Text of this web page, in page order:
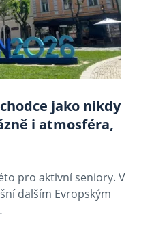
jako nikdy
i atmosféra,
pro aktivní seniory. V
dalším Evropským